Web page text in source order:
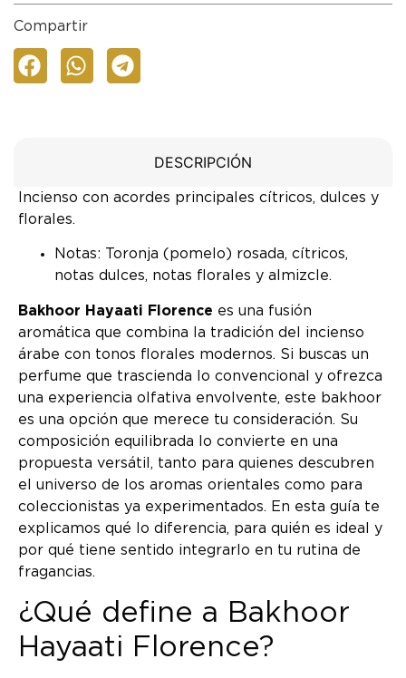
Compartir
DESCRIPCIÓN
Incienso con acordes principales cítricos, dulces y
florales.
Notas: Toronja (pomelo) rosada, cítricos,
notas dulces, notas florales y almizcle.
Bakhoor Hayaati Florence es una fusión
aromática que combina la tradición del incienso
árabe con tonos florales modernos. Si buscas un
perfume que trascienda lo convencional y ofrezca
una experiencia olfativa envolvente, este bakhoor
es una opción que merece tu consideración. Su
composición equilibrada lo convierte en una
propuesta versátil, tanto para quienes descubren
el universo de los aromas orientales como para
coleccionistas ya experimentados. En esta guía te
explicamos qué lo diferencia, para quién es ideal y
por qué tiene sentido integrarlo en tu rutina de
fragancias.
¿Qué define a Bakhoor
Hayaati Florence?